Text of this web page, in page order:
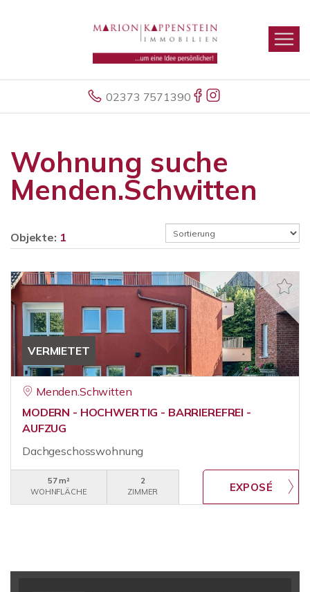
02373 7571390
Wohnung suche
Menden.Schwitten
Objekte: 1
VERMIETET
Menden.Schwitten
MODERN - HOCHWERTIG - BARRIEREFREI -
AUFZUG
Dachgeschosswohnung
57 m²
WOHNFLÄCHE
2
ZIMMER